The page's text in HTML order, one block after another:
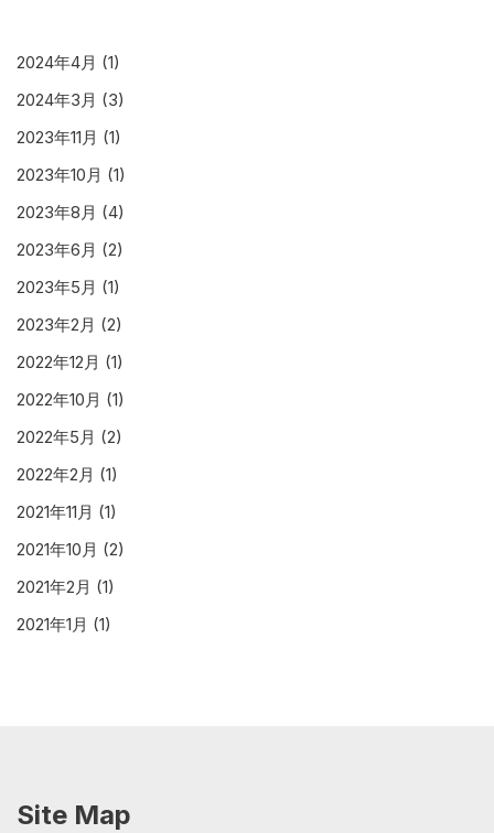
2024年4月 (1)
2024年3月 (3)
2023年11月 (1)
2023年10月 (1)
2023年8月 (4)
2023年6月 (2)
2023年5月 (1)
2023年2月 (2)
2022年12月 (1)
2022年10月 (1)
2022年5月 (2)
2022年2月 (1)
2021年11月 (1)
2021年10月 (2)
2021年2月 (1)
2021年1月 (1)
Site Map